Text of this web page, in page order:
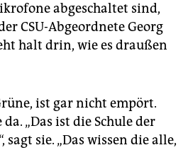
abgeschaltet sind,
CSU-Abgeordnete Georg
halt drin, wie es draußen
ist gar nicht empört.
„Das ist die Schule der
sagt sie. „Das wissen die alle,